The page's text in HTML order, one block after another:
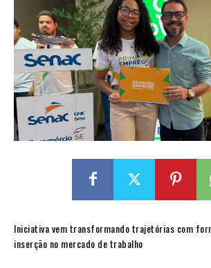
Iniciativa vem transformando trajetórias com
inserção no mercado de trabalho